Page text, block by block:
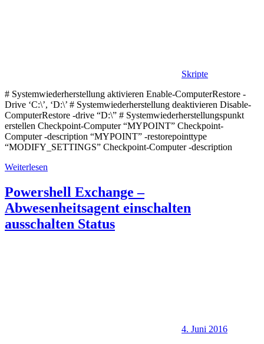
Skripte
# Systemwiederherstellung aktivieren Enable-ComputerRestore -
Drive ‘C:\’, ‘D:\’ # Systemwiederherstellung deaktivieren Disable-
ComputerRestore -drive “D:\” # Systemwiederherstellungspunkt
erstellen Checkpoint-Computer “MYPOINT” Checkpoint-
Computer -description “MYPOINT” -restorepointtype
“MODIFY_SETTINGS” Checkpoint-Computer -description
Weiterlesen
Powershell Exchange –
Abwesenheitsagent einschalten
ausschalten Status
4. Juni 2016